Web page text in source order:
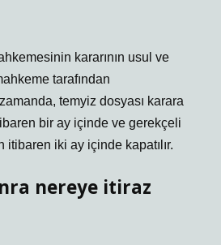
kararının usul ve
tarafından
temyiz dosyası karara
bir ay içinde ve gerekçeli
itibaren iki ay içinde kapatılır.
nereye itiraz